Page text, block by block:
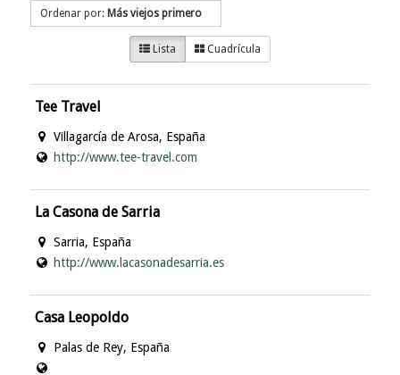
Ordenar por: Más viejos primero
Lista Cuadrícula
Tee Travel
Villagarcía de Arosa, España
http://www.tee-travel.com
La Casona de Sarria
Sarria, España
http://www.lacasonadesarria.es
Casa Leopoldo
Palas de Rey, España